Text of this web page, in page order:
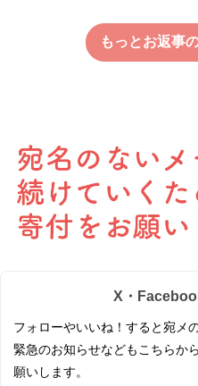
もっとお返事
X・
フォローやいいね！すると宛メ
緊急のお知らせなどもこちらか
願いします。